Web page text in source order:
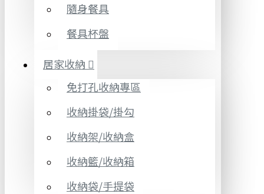
隨身餐具
餐具杯盤
居家收納
免打孔收納專區
收納掛袋/掛勾
收納架/收納盒
收納籃/收納箱
收納袋/手提袋